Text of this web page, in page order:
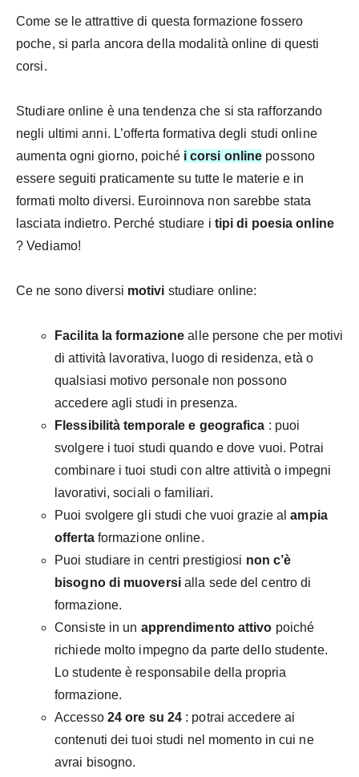
Come se le attrattive di questa formazione fossero
poche, si parla ancora della modalità online di questi
corsi.
Studiare online è una tendenza che si sta rafforzando
negli ultimi anni. L’offerta formativa degli studi online
aumenta ogni giorno, poiché i corsi online possono
essere seguiti praticamente su tutte le materie e in
formati molto diversi. Euroinnova non sarebbe stata
lasciata indietro. Perché studiare i tipi di poesia online
? Vediamo!
Ce ne sono diversi motivi studiare online:
Facilita la formazione alle persone che per motivi
di attività lavorativa, luogo di residenza, età o
qualsiasi motivo personale non possono
accedere agli studi in presenza.
Flessibilità temporale e geografica : puoi
svolgere i tuoi studi quando e dove vuoi. Potrai
combinare i tuoi studi con altre attività o impegni
lavorativi, sociali o familiari.
Puoi svolgere gli studi che vuoi grazie al ampia
offerta formazione online.
Puoi studiare in centri prestigiosi non c’è
bisogno di muoversi alla sede del centro di
formazione.
Consiste in un apprendimento attivo poiché
richiede molto impegno da parte dello studente.
Lo studente è responsabile della propria
formazione.
Accesso 24 ore su 24 : potrai accedere ai
contenuti dei tuoi studi nel momento in cui ne
avrai bisogno.